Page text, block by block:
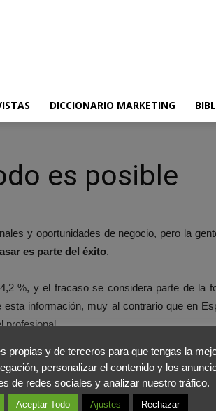
DICCIONARIO MARKETING
es posible
y oportunidades de negocio, pero la
es parte del éxito.
%, y el fracaso se considera parte de la
información, muy al contrario que en
profesional.
día hay más información sobre cómo
a esta área como es el caso de
del camino.
propias y de terceros para que tengas la
personalizar el contenido y los
de redes sociales y analizar nuestro tráfico.
Aceptar Todo Ajustes Rechazar